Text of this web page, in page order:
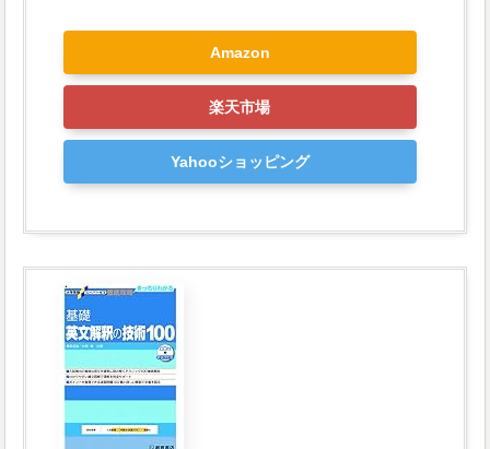
Amazon
楽天市場
Yahooショッピング